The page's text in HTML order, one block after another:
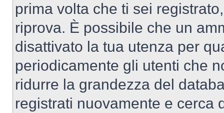
prima volta che ti sei
riprova. È possibile che un
disattivato la tua utenza per
periodicamente gli utenti che
ridurre la grandezza del
registrati nuovamente e cerca